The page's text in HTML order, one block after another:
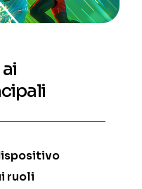
ruoli